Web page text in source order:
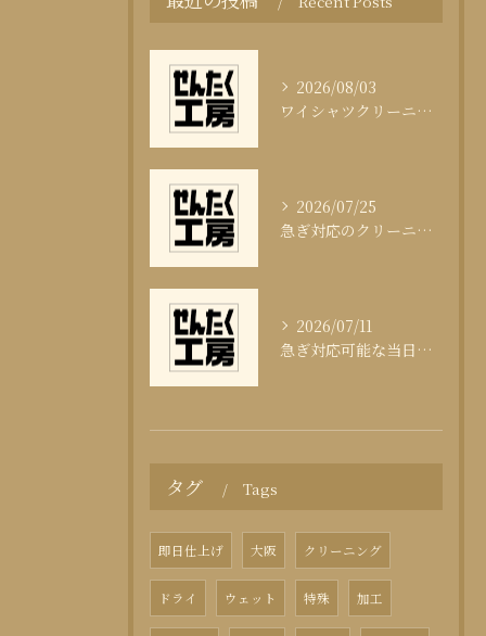
2026/08/03
ワイシャツクリーニング頻度と清潔感の科学
2026/07/25
急ぎ対応のクリーニング即日サービスの秘訣
2026/07/11
急ぎ対応可能な当日クリーニングの実態
タグ Tags
即日仕上げ 大阪 クリーニング
ドライ ウェット 特殊 加工